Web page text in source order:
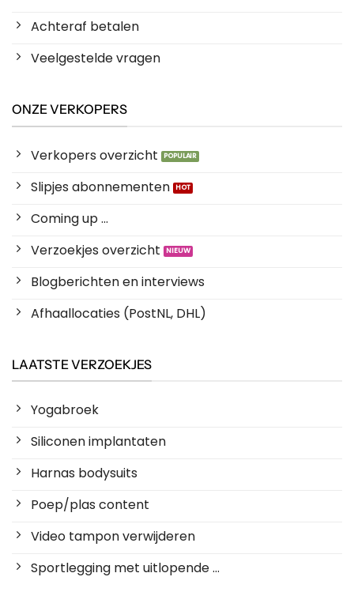
Achteraf betalen
Veelgestelde vragen
ONZE VERKOPERS
Verkopers overzicht
Slipjes abonnementen
Coming up ...
Verzoekjes overzicht
Blogberichten en interviews
Afhaallocaties (PostNL, DHL)
LAATSTE VERZOEKJES
Yogabroek
Siliconen implantaten
Harnas bodysuits
Poep/plas content
Video tampon verwijderen
Sportlegging met uitlopende ...